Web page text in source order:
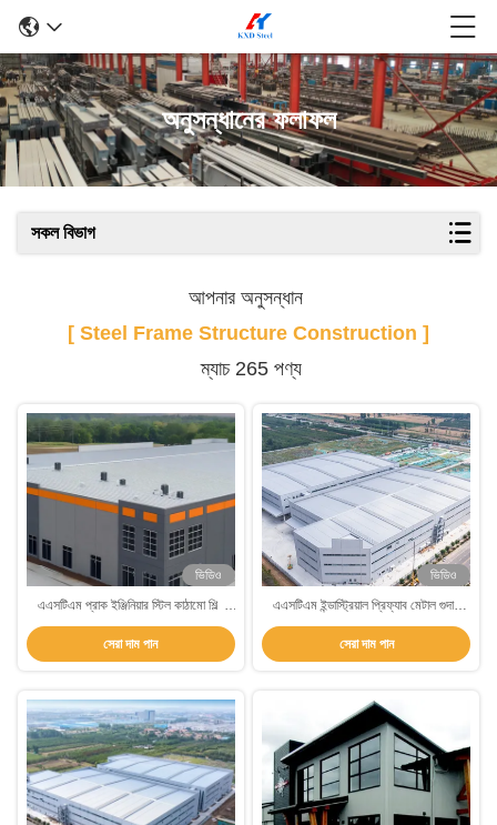
অনুসন্ধানের ফলাফল
সকল বিভাগ
আপনার অনুসন্ধান
[ Steel Frame Structure Construction ]
ম্যাচ 265 পণ্য
ভিডিও
এএসটিএম প্রাক ইঞ্জিনিয়ার স্টিল কাঠামো শিল্প
প্রিফ্যাব স্টিল ফ্রেম কাঠামো নির্মাণ
সেরা দাম পান
ভিডিও
এএসটিএম ইন্ডাস্ট্রিয়াল প্রিফ্যাব মেটাল গুদাম
বিল্ডিং স্টিল ফ্রেম কাঠামো নির্মাণ
সেরা দাম পান